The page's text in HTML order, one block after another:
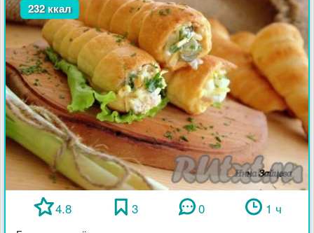
232 ккал
4.8 3 0 1 ч